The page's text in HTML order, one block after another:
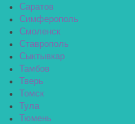
Саратов
Симферополь
Смоленск
Ставрополь
Сыктывкар
Тамбов
Тверь
Томск
Тула
Тюмень